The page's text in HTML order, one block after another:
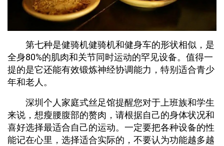
第七种是健骑机健骑机和健身车的形状相似，是
全身80%的肌肉和关节同时运动的罕见设备。值得一
提的是它还能有效锻炼神经协调能力，特别适合青少
年和老人。
深圳个人家庭式丝足馆提醒您对于上班族和学生
来说，想瘦腰腹部的赘肉，请根据自己的身体状况和
喜好选择最适合自己的运动。一定要把各种设备的性
能记在心里，选择适合实际的，不要认为功能越多越